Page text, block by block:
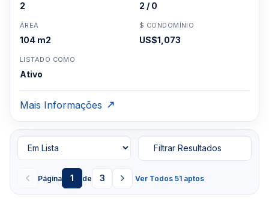
2 2 / 0
ÁREA
104 m2
$ CONDOMÍNIO
US$1,073
LISTADO COMO
Ativo
Mais Informações
Página 1 de 3 Ver Todos 51 aptos
Filtrar Resultados